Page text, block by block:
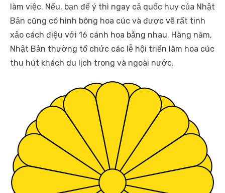
làm việc. Nếu, bạn để ý thì ngay cả quốc huy của Nhật
Bản cũng có hình bông hoa cúc và được vẽ rất tinh
xảo cách điệu với 16 cánh hoa bằng nhau. Hàng năm,
Nhật Bản thường tổ chức các lễ hội triển lãm hoa cúc
thu hút khách du lịch trong và ngoài nước.